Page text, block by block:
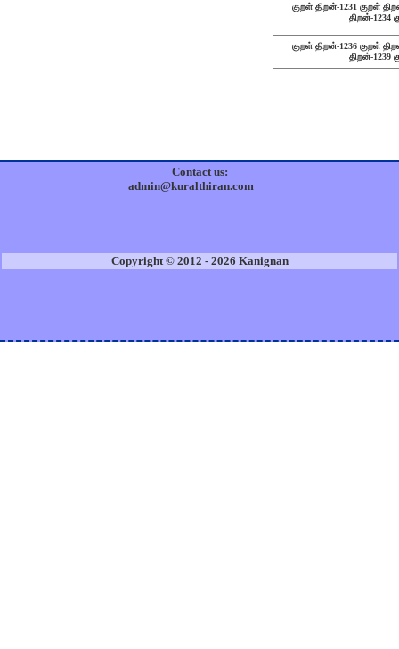
குறள் திறன்-1231 குறள்
திறன்-1234
குறள் திறன்-1236 குறள்
திறன்-1239
Contact us:
admin@kuralthiran.com
Copyright © 2012 - 2026 Kanignan